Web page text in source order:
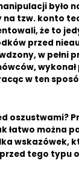
było
na tzw. konto
że to
przed
w pełni
wykonał
w ten
oszustwami?
łatwo można
wskazówek,
tego typu